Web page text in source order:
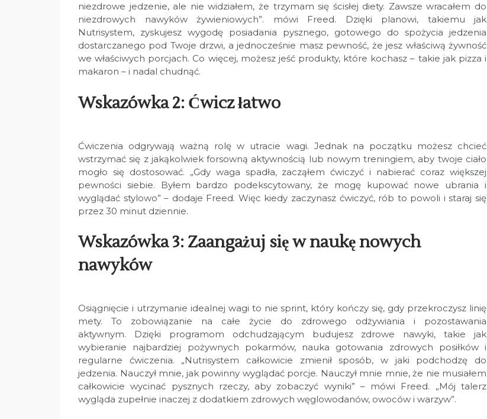
niezdrowe jedzenie, ale nie widziałem, że trzymam się ścisłej diety. Zawsze wracałem do
niezdrowych nawyków żywieniowych”. mówi Freed. Dzięki planowi, takiemu jak
Nutrisystem, zyskujesz wygodę posiadania pysznego, gotowego do spożycia jedzenia
dostarczanego pod Twoje drzwi, a jednocześnie masz pewność, że jesz właściwą żywność
we właściwych porcjach. Co więcej, możesz jeść produkty, które kochasz – takie jak pizza i
makaron – i nadal chudnąć.
Wskazówka 2: Ćwicz łatwo
Ćwiczenia odgrywają ważną rolę w utracie wagi. Jednak na początku możesz chcieć
wstrzymać się z jakąkolwiek forsowną aktywnością lub nowym treningiem, aby twoje ciało
mogło się dostosować. „Gdy waga spadła, zacząłem ćwiczyć i nabierać coraz większej
pewności siebie. Byłem bardzo podekscytowany, że mogę kupować nowe ubrania i
wyglądać stylowo” – dodaje Freed. Więc kiedy zaczynasz ćwiczyć, rób to powoli i staraj się
przez 30 minut dziennie.
Wskazówka 3: Zaangażuj się w naukę nowych
nawyków
Osiągnięcie i utrzymanie idealnej wagi to nie sprint, który kończy się, gdy przekroczysz linię
mety. To zobowiązanie na całe życie do zdrowego odżywiania i pozostawania
aktywnym. Dzięki programom odchudzającym budujesz zdrowe nawyki, takie jak
wybieranie najbardziej pożywnych pokarmów, nauka gotowania zdrowych posiłków i
regularne ćwiczenia. „Nutrisystem całkowicie zmienił sposób, w jaki podchodzę do
jedzenia. Nauczył mnie, jak powinny wyglądać porcje. Nauczył mnie mnie, że nie musiałem
całkowicie wycinać pysznych rzeczy, aby zobaczyć wyniki” – mówi Freed. „Mój talerz
wygląda zupełnie inaczej z dodatkiem zdrowych węglowodanów, owoców i warzyw”.